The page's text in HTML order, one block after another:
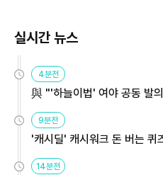
실시간 뉴스
4분전
與 "'하늘이법' 여야 공동 발
9분전
'캐시딜' 캐시워크 돈 버는 퀴
14분전